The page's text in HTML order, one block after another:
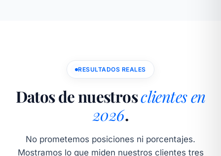
RESULTADOS REALES
Datos de nuestrosclientes en
2026.
No prometemos posiciones ni porcentajes.
Mostramos lo que miden nuestros clientes tres